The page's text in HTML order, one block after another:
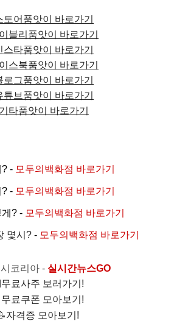
토어품앗이 바로가기
블리품앗이 바로가기
스타품앗이 바로가기
스북품앗이 바로가기
로그품앗이 바로가기
튜브품앗이 바로가기
기타품앗이 바로가기
- 모두의백화점 바로가기
- 모두의백화점 바로가기
? - 모두의백화점 바로가기
몇시? - 모두의백화점 바로가기
코리아- 실시간뉴스GO
무료사주 보러가기!
무료쿠폰 모아보기!
자격증 모아보기!